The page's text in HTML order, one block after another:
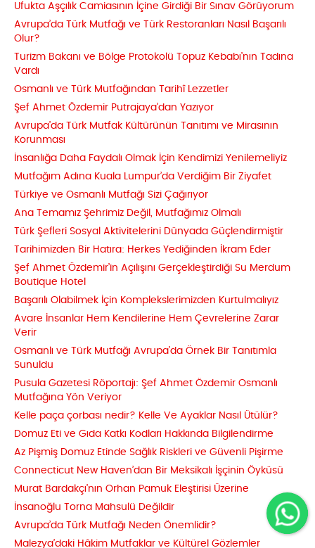
Ufukta Aşçılık Camiasının İçine Girdiği Bir Sınav Görüyorum
Avrupa’da Türk Mutfağı ve Türk Restoranları Nasıl Başarılı
Olur?
Turizm Bakanı ve Bölge Protokolü Topuz Kebabı’nın Tadına
Vardı
Osmanlı ve Türk Mutfağından Tarihî Lezzetler
Şef Ahmet Özdemir Putrajaya’dan Yazıyor
Avrupa’da Türk Mutfak Kültürünün Tanıtımı ve Mirasının
Korunması
İnsanlığa Daha Faydalı Olmak İçin Kendimizi Yenilemeliyiz
Mutfağım Adına Kuala Lumpur’da Verdiğim Bir Ziyafet
Türkiye ve Osmanlı Mutfağı Sizi Çağırıyor
Ana Temamız Şehrimiz Değil, Mutfağımız Olmalı
Türk Şefleri Sosyal Aktivitelerini Dünyada Güçlendirmiştir
Tarihimizden Bir Hatıra: Herkes Yediğinden İkram Eder
Şef Ahmet Özdemir’in Açılışını Gerçekleştirdiği Su Merdum
Boutique Hotel
Başarılı Olabilmek İçin Komplekslerimizden Kurtulmalıyız
Avare İnsanlar Hem Kendilerine Hem Çevrelerine Zarar
Verir
Osmanlı ve Türk Mutfağı Avrupa’da Örnek Bir Tanıtımla
Sunuldu
Pusula Gazetesi Röportajı: Şef Ahmet Özdemir Osmanlı
Mutfağına Yön Veriyor
Kelle paça çorbası nedir? Kelle Ve Ayaklar Nasıl Ütülür?
Domuz Eti ve Gıda Katkı Kodları Hakkında Bilgilendirme
Az Pişmiş Domuz Etinde Sağlık Riskleri ve Güvenli Pişirme
Connecticut New Haven’dan Bir Meksikalı İşçinin Öyküsü
Murat Bardakçı’nın Orhan Pamuk Eleştirisi Üzerine
İnsanoğlu Torna Mahsulü Değildir
Avrupa’da Türk Mutfağı Neden Önemlidir?
Malezya’daki Hâkim Mutfaklar ve Kültürel Gözlemler